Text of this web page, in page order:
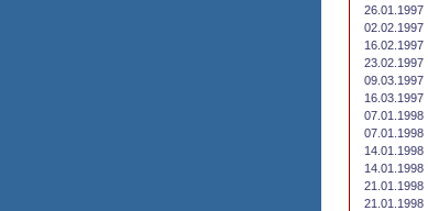
26.01.1997
02.02.1997
16.02.1997
23.02.1997
09.03.1997
16.03.1997
07.01.1998
07.01.1998
14.01.1998
14.01.1998
21.01.1998
21.01.1998